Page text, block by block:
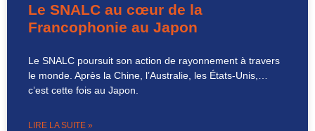
Le SNALC au cœur de la
Francophonie au Japon
Le SNALC poursuit son action de rayonnement à travers
le monde. Après la Chine, l’Australie, les États-Unis,…
c’est cette fois au Japon.
LIRE LA SUITE »